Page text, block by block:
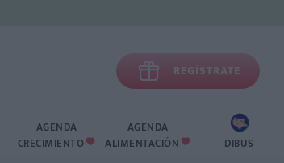
 REGÍSTRATE
AGENDA
CRECIMIENTO 
AGENDA
ALIMENTACIÓN  DIBUS